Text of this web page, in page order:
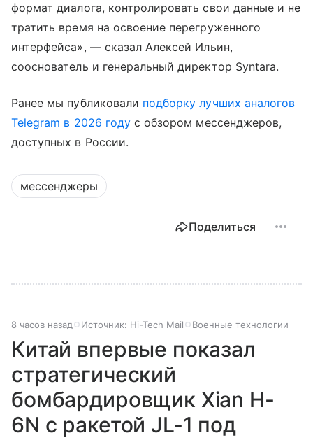
формат диалога, контролировать свои данные и не
тратить время на освоение перегруженного
интерфейса», — сказал Алексей Ильин,
сооснователь и генеральный директор Syntara.
Ранее мы публиковали подборку лучших аналогов
Telegram в 2026 годус обзором мессенджеров,
доступных в России.
мессенджеры
Поделиться
8 часов назад Источник: Hi-Tech Mail Военные технологии
Китай впервые показал
стратегический
бомбардировщик Xian H-
6N с ракетой JL-1 под